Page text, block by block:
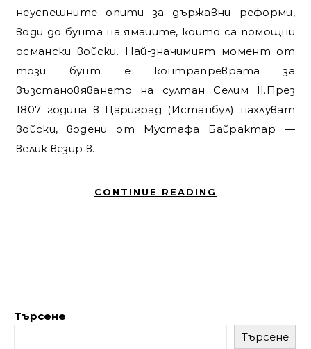
неуспешните опити за държавни реформи,
води до бунта на ямаците, които са помощни
османски войски. Най-значимият момент от
този бунт е контрапреврата за
възстановяването на султан Селим II.През
1807 година в Цариград (Истанбул) нахлуват
войски, водени от Мустафа Байрактар —
велик везир в…
CONTINUE READING
Търсене
Търсене